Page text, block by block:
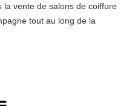
la vente de salons de coiffure
tout au long de la